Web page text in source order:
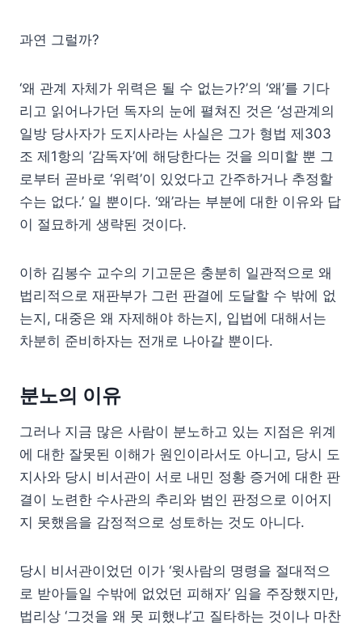
과연 그럴까?
‘왜 관계 자체가 위력은 될 수 없는가?’의 ‘왜’를 기다
리고 읽어나가던 독자의 눈에 펼쳐진 것은 ‘성관계의
일방 당사자가 도지사라는 사실은 그가 형법 제303
조 제1항의 ‘감독자’에 해당한다는 것을 의미할 뿐 그
로부터 곧바로 ‘위력’이 있었다고 간주하거나 추정할
수는 없다.’ 일 뿐이다. ‘왜’라는 부분에 대한 이유와 답
이 절묘하게 생략된 것이다.
이하 김봉수 교수의 기고문은 충분히 일관적으로 왜
법리적으로 재판부가 그런 판결에 도달할 수 밖에 없
는지, 대중은 왜 자제해야 하는지, 입법에 대해서는
차분히 준비하자는 전개로 나아갈 뿐이다.
분노의 이유
그러나 지금 많은 사람이 분노하고 있는 지점은 위계
에 대한 잘못된 이해가 원인이라서도 아니고, 당시 도
지사와 당시 비서관이 서로 내민 정황 증거에 대한 판
결이 노련한 수사관의 추리와 범인 판정으로 이어지
지 못했음을 감정적으로 성토하는 것도 아니다.
당시 비서관이었던 이가 ‘윗사람의 명령을 절대적으
로 받아들일 수밖에 없었던 피해자’ 임을 주장했지만,
법리상 ‘그것을 왜 못 피했냐’고 질타하는 것이나 마찬